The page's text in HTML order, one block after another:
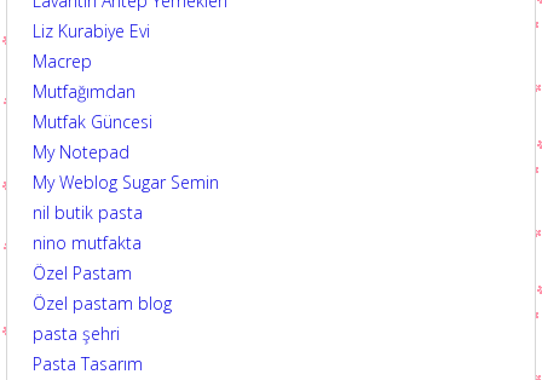
Liz Kurabiye Evi
Macrep
Mutfağımdan
Mutfak Güncesi
My Notepad
My Weblog Sugar Semin
nil butik pasta
nino mutfakta
Özel Pastam
Özel pastam blog
pasta şehri
Pasta Tasarım